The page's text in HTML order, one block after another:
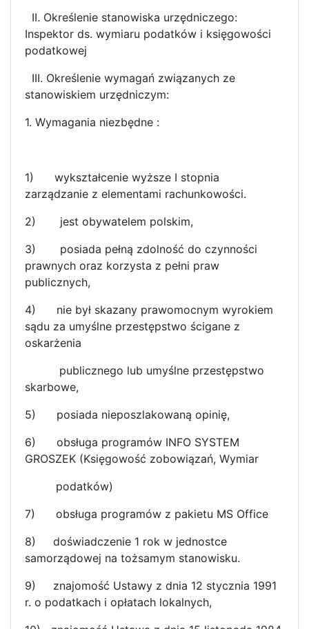
II. Określenie stanowiska urzędniczego:
Inspektor ds. wymiaru podatków i księgowości
podatkowej
III. Określenie wymagań związanych ze
stanowiskiem urzędniczym:
1. Wymagania niezbędne :
1) wykształcenie wyższe I stopnia
zarządzanie z elementami rachunkowości.
2) jest obywatelem polskim,
3) posiada pełną zdolność do czynności
prawnych oraz korzysta z pełni praw
publicznych,
4) nie był skazany prawomocnym wyrokiem
sądu za umyślne przestępstwo ścigane z
oskarżenia
publicznego lub umyślne przestępstwo
skarbowe,
5) posiada nieposzlakowaną opinię,
6)
obsługa programów INFO SYSTEM
GROSZEK (Księgowość zobowiązań, Wymiar
podatków)
7)
obsługa programów z pakietu MS Office
8)
doświadczenie 1 rok w jednostce
samorządowej na tożsamym stanowisku.
9)
znajomość Ustawy z dnia 12 stycznia 1991
r. o podatkach i opłatach lokalnych,